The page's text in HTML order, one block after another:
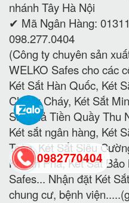
nhánh Tây Hà Nội
✔ Mã Ngân Hàng:
098.277.0404
(Công ty chuyên sản
WELKO Safes cho các
Két Sắt Hàn Quốc, Két
Chống Cháy, Két Sắt
Sắt Thả Tiền Quầy Thu
Két sắt ngân hàng, Két
Toàn, Két Sắt Siêu
Khoan Phá, Két Sắt
Safes... Nhận đặt Két
chung cư, bệnh
0982770404